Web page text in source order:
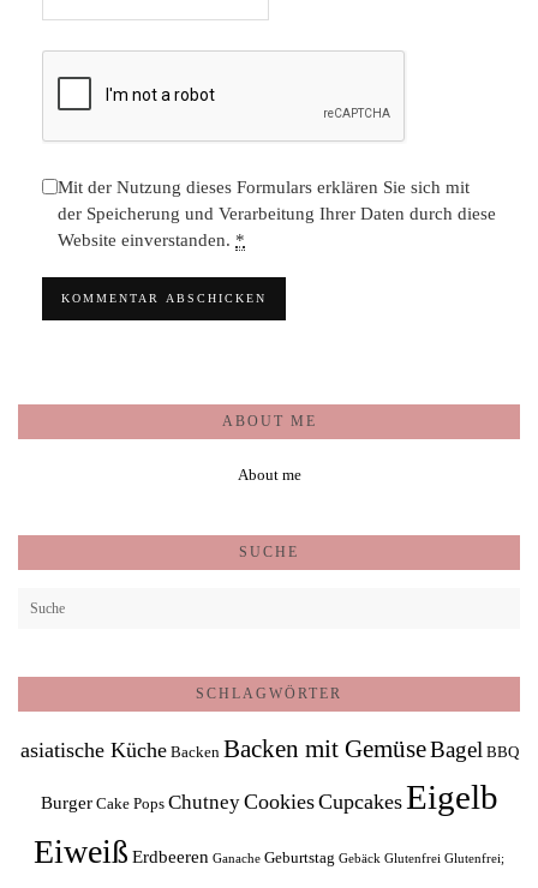
Mit der Nutzung dieses Formulars erklären Sie sich mit
der Speicherung und Verarbeitung Ihrer Daten durch diese
Website einverstanden. *
ABOUT ME
About me
SUCHE
SCHLAGWÖRTER
asiatische Küche Backen Backen mit GemüseBagel BBQ
Burger Cake Pops ChutneyCookiesCupcakesEigelb
Eiweiß Erdbeeren Ganache Geburtstag Gebäck Glutenfrei Glutenfrei;